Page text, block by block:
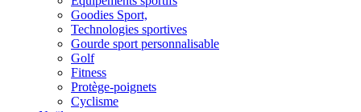
Goodies Sport,
Technologies sportives
Gourde sport personnalisable
Golf
Fitness
Protège-poignets
Cyclisme